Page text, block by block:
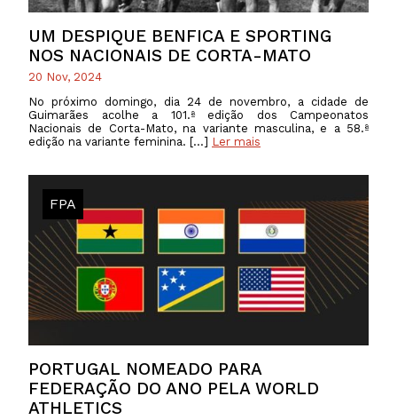
UM DESPIQUE BENFICA E SPORTING
NOS NACIONAIS DE CORTA-MATO
20 Nov, 2024
No próximo domingo, dia 24 de novembro, a cidade de
Guimarães acolhe a 101.ª edição dos Campeonatos
Nacionais de Corta-Mato, na variante masculina, e a 58.ª
edição na variante feminina. […] Ler mais
PORTUGAL NOMEADO PARA
FEDERAÇÃO DO ANO PELA WORLD
ATHLETICS
FPA